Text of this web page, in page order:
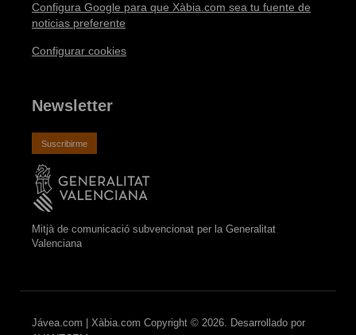
Configura Google para que Xàbia.com sea tu fuente de
noticias preferente
Configurar cookies
Newsletter
Suscribirme
Mitjà de comunicació subvencionat per la Generalitat
Valenciana
Jávea.com | Xàbia.com Copyright © 2026. Desarrollado por